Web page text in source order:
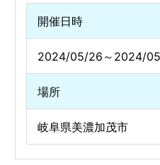
開催日時
2024/05/26～2024/
場所
岐阜県美濃加茂市